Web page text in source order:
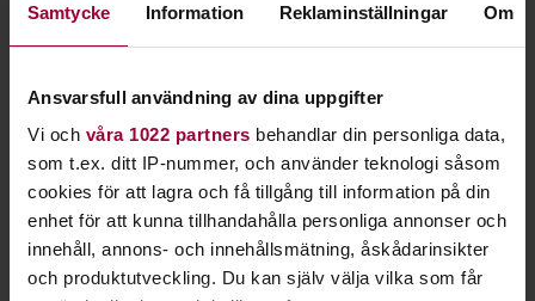
Samtycke Information Reklaminställningar Om
Ansvarsfull användning av dina uppgifter
Vi och våra 1022 partners behandlar din personliga data,
som t.ex. ditt IP-nummer, och använder teknologi såsom
cookies för att lagra och få tillgång till information på din
enhet för att kunna tillhandahålla personliga annonser och
innehåll, annons- och innehållsmätning, åskådarinsikter
och produktutveckling. Du kan själv välja vilka som får
2. En studieplan
ska lära er i studiecirkeln.
3. En mötestid
Ni bestämmer själva när ni vill ses men en studiecirkel